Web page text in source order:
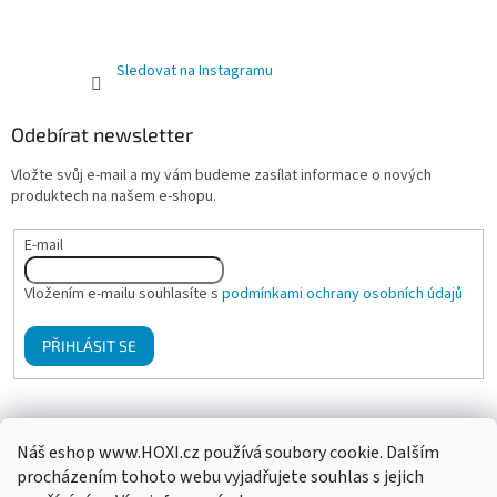
Náš eshop www.HOXI.cz používá soubory cookie. Dalším
procházením tohoto webu vyjadřujete souhlas s jejich
Sledovat na Instagramu
Odebírat newsletter
Vložte svůj e-mail a my vám budeme zasílat informace o nových
produktech na našem e-shopu.
E-mail
Vložením e-mailu souhlasíte s podmínkami ochrany osobních údajů
PŘIHLÁSIT SE